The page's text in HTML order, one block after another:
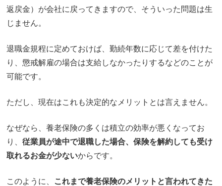
返戻金）が会社に戻ってきますので、そういった問題は生
じません。
退職金規程に定めておけば、勤続年数に応じて差を付けた
り、懲戒解雇の場合は支給しなかったりするなどのことが
可能です。
ただし、現在はこれも決定的なメリットとは言えません。
なぜなら、養老保険の多くは積立の効率が悪くなってお
り、 従業員が途中で退職した場合、保険を解約しても受け
取れるお金が少ないからです。
このように、
これまで養老保険のメリットと言われてきた